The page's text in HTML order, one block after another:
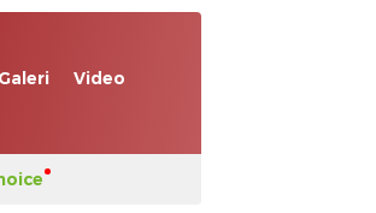
Video